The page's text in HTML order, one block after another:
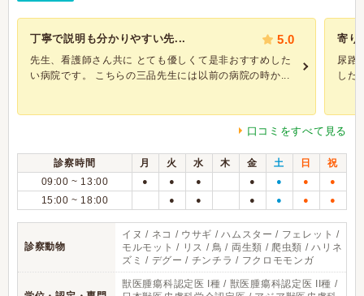
丁寧で説明も分かりやすい先... 5.0
先生、看護師さん共に とても優しくて是非おすすめした
い病院です。 こちらの三品先生には以前の病院の時か...
寄り
尿路
した
口コミをすべて見る
診察時間 月 火 水 木 金 土 日
祝
09:00 ~ 13:00
● ● ● ● ● ● ●
15:00 ~ 18:00 ● ● ● ● ● ●
診察動物
イヌ / ネコ / ウサギ / ハムスター / フェレット /
モルモット / リス / 鳥 / 両生類 / 爬虫類 / ハリネ
ズミ / デグー / チンチラ / フクロモモンガ
獣医腫瘍科認定医 I種 / 獣医腫瘍科認定医 II種 /